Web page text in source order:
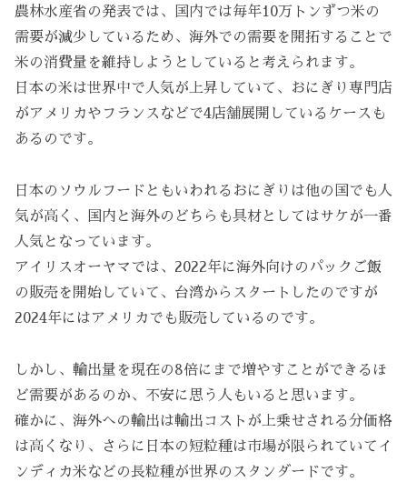
農林水産省の発表では、国内では毎年10万トンずつ米の
需要が減少しているため、海外での需要を開拓することで
米の消費量を維持しようとしていると考えられます。
日本の米は世界中で人気が上昇していて、おにぎり専門店
がアメリカやフランスなどで4店舗展開しているケースも
あるのです。
日本のソウルフードともいわれるおにぎりは他の国でも人
気が高く、国内と海外のどちらも具材としてはサケが一番
人気となっています。
アイリスオーヤマでは、2022年に海外向けのパックご飯
の販売を開始していて、台湾からスタートしたのですが
2024年にはアメリカでも販売しているのです。
しかし、輸出量を現在の8倍にまで増やすことができるほ
ど需要があるのか、不安に思う人もいると思います。
確かに、海外への輸出は輸出コストが上乗せされる分価格
は高くなり、さらに日本の短粒種は市場が限られていてイ
ンディカ米などの長粒種が世界のスタンダードです。